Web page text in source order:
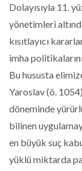
Dolayısıyla 11.
yönetimleri
kısıtlayıcı
imha
Bu hususta
Yaroslav (ö.
döneminde
bilinen
en büyük suç
yüklü miktarda